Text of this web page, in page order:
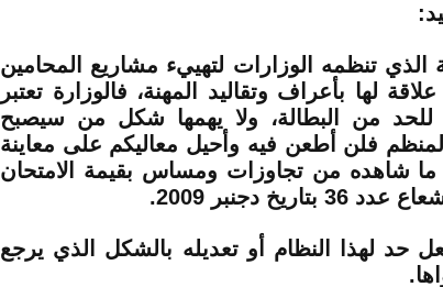
الذي تنظمه الوزارات لتهييء مشاريع المحامين
لها بأعراف وتقاليد المهنة، فالوزارة تعتبر
للحد من البطالة، ولا يهمها شكل من سيصبح
المنظم فلن أطعن فيه وأحيل معاليكم على معاينة
ما شاهده من تجاوزات ومساس بقيمة الامتحان
دجنبر 2009.
حد لهذا النظام أو تعديله بالشكل الذي يرجع